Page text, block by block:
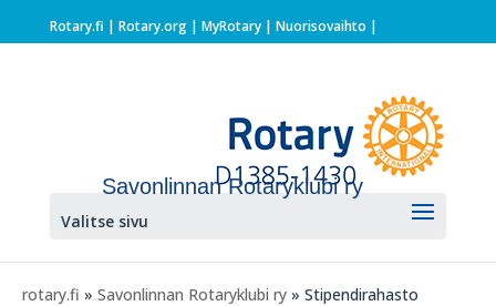
Rotary.fi | Rotary.org| MyRotary | Nuorisovaihto |
Savonlinnan Rotaryklubi ry
Valitse sivu
rotary.fi » Savonlinnan Rotaryklubi ry » Stipendirahasto